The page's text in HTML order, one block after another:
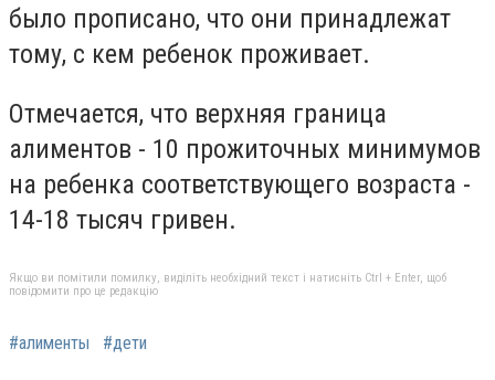
было прописано, что они принадлежат
тому, с кем ребенок проживает.
Отмечается, что верхняя граница
алиментов - 10 прожиточных минимумов
на ребенка соответствующего возраста -
14-18 тысяч гривен.
Якщо ви помітили помилку, виділіть необхідний текст і натисніть Ctrl + Enter, щоб
повідомити про це редакцію
#алименты #дети